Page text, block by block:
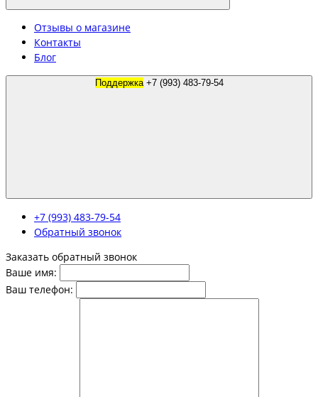
Отзывы о магазине
Контакты
Блог
Поддержка +7 (993) 483-79-54
+7 (993) 483-79-54
Обратный звонок
Заказать обратный звонок
Ваше имя:
Ваш телефон: